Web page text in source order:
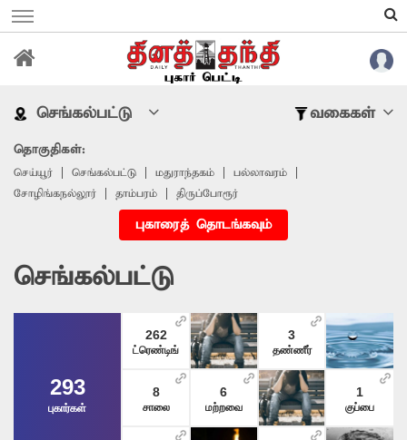
செங்கல்பட்டு வகைகள்
தொகுதிகள்:
செய்யூர் செங்கல்பட்டு மதுராந்தகம்
பல்லாவரம்
சோழிங்கநல்லூர்
தாம்பரம் திருப்போரூர்
புகாரைத் தொடங்கவும்
செங்கல்பட்டு
293
புகார்கள்
262
ட்ரெண்டிங்
8
சாலை
6
மற்றவை
3
தண்ணீர்
1
குப்பை